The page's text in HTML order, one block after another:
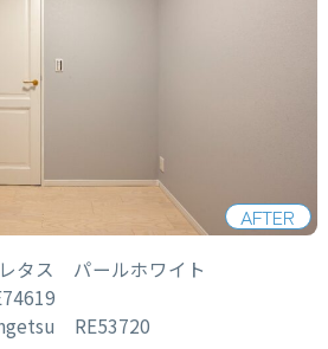
AFTER
タス パールホワイト
RE53720